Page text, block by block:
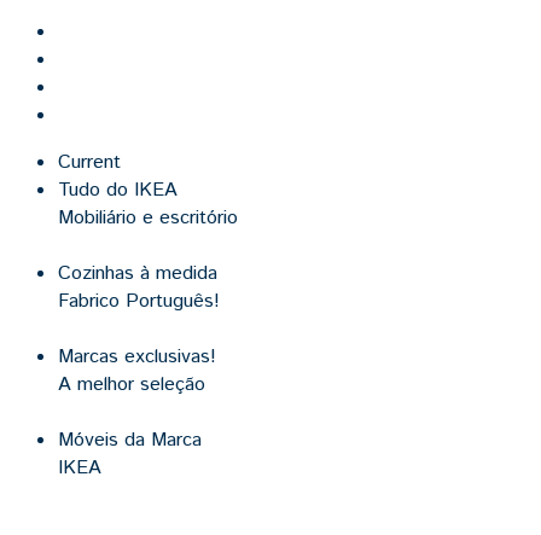
Current
Tudo do IKEA
Mobiliário e escritório
Cozinhas à medida
Fabrico Português!
Marcas exclusivas!
A melhor seleção
Móveis da Marca
IKEA